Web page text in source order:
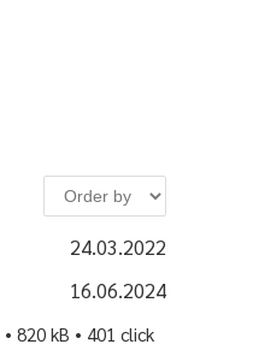
24.03.2022
16.06.2024
• 820 kB • 401 click